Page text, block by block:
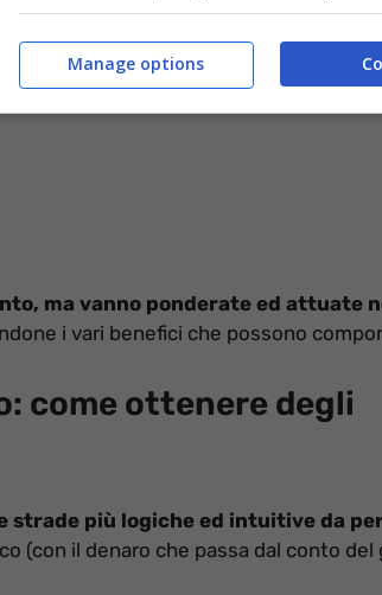
ma vanno ponderate ed attuate
i vari benefici che possono
come ottenere degli
strade più logiche ed intuitive da
(con il denaro che passa dal conto del
Manage options